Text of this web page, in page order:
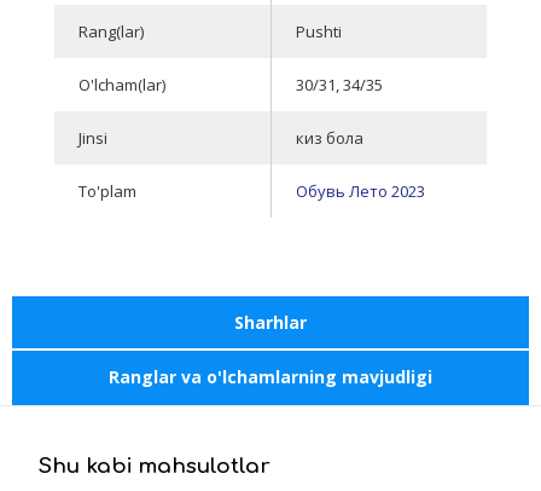
Rang(lar) Pushti
O'lcham(lar) 30/31, 34/35
Jinsi киз бола
To'plam Обувь Лето 2023
Sharhlar
Ranglar va o'lchamlarning mavjudligi
Shu kabi mahsulotlar